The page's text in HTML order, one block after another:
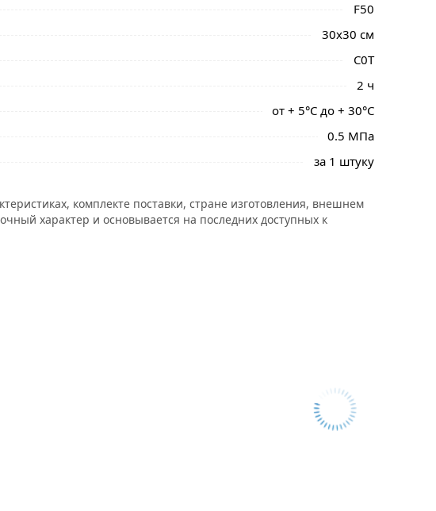
F50
30х30 см
C0T
2 ч
от + 5°C до + 30°C
0.5 МПа
за 1 штуку
комплекте поставки, стране изготовления, внешнем
характер и основывается на последних доступных к